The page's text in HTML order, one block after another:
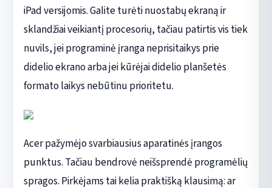
iPad versijomis. Galite turėti nuostabų ekraną ir
sklandžiai veikiantį procesorių, tačiau patirtis vis tiek
nuvils, jei programinė įranga neprisitaikys prie
didelio ekrano arba jei kūrėjai didelio planšetės
formato laikys nebūtinu prioritetu.
Acer pažymėjo svarbiausius aparatinės įrangos
punktus. Tačiau bendrovė neišsprendė programėlių
spragos. Pirkėjams tai kelia praktišką klausimą: ar